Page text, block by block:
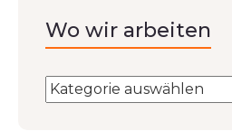
Wo wir arbeiten